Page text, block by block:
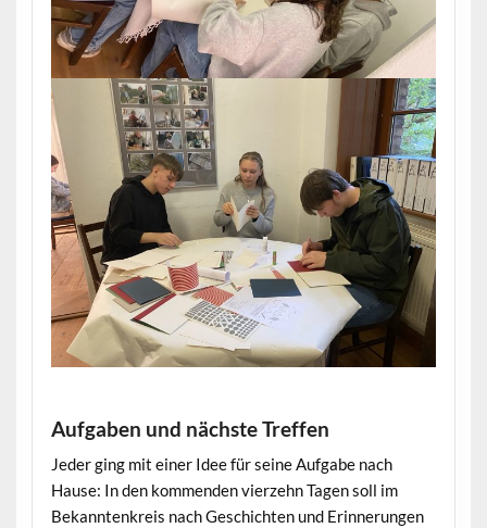
Aufgaben und nächste Treffen
Jeder ging mit einer Idee für seine Aufgabe nach
Hause: In den kommenden vierzehn Tagen soll im
Bekanntenkreis nach Geschichten und Erinnerungen